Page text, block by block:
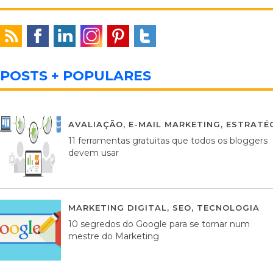
POSTS + POPULARES
AVALIAÇÃO, E-MAIL MARKETING,
11 ferramentas gratuitas que todos os bloggers
devem usar
MARKETING DIGITAL, SEO, TECNOLOGIA
10 segredos do Google para se tornar num
mestre do Marketing